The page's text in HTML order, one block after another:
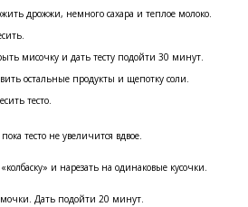
дрожжи, немного сахара и теплое молоко.
мисочку и дать тесту подойти 30 минут.
остальные продукты и щепотку соли.
тесто.
тесто не увеличится вдвое.
«колбаску» и нарезать на одинаковые кусочки.
Дать подойти 20 минут.